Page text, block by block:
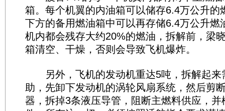
箱。每个机翼的内油箱可以储存6.4万公升的
下方的备用燃油箱中可以再存储6.4万公升燃
机内都会残存大约20%的燃油，拆解前，梁
箱清空、干燥，否则会导致飞机爆炸。
另外，飞机的发动机重达5吨，拆解起来
助，先卸下发动机的涡轮风扇系统，然后剪
器，拆掉3条液压导管，阻断主燃料供应，并